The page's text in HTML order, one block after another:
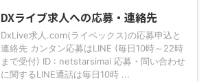
DXライブ求人への応募・連絡先
DxLive求人.com(ライベックス)の応募申込と
連絡先 カンタン応募はLINE (毎日10時～22時
まで受付) ID : netstarsimai 応募・問い合わせ
に関するLINE通話は毎日10時 ...